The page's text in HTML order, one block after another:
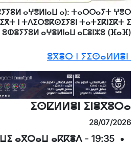
ⴰⵖⴻⵍⵏⴰⵡ ⴰ): ⵜⴰⵔⵔⴰⵢⵜ ⵖⴻⵔ
ⵏ ⵜⴷⵉⵔⴻⴽⵙⵉⵢⵓⵏ ⵜⴰⵜⵉⴽⵏⵉⴽⵜ ⵉ
ⴰⵖⴻⵍⵏⴰⵡ ⴰⵎⴻⵏⵣⵓ (ⴼⴰⴼ)
ⵉⵙⵇⵍⵍⴻⵏ ⵉⵏⴻⴳⵓⵔⴰ
28/07/2026
19:35
-
ⴰⴳⵔⴰⵡ ⴰⴽⴽⴻⴷ